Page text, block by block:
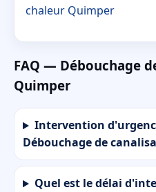
chaleur Quimper
FAQ — Débouchage
Quimper
Intervention
Débouchage de
Quel est le délai